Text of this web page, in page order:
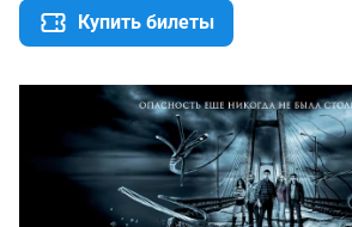
Купить билеты